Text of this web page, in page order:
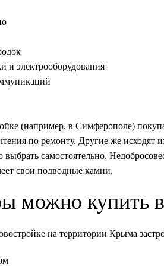
и электрооборудования
(например, в Симферополе)
по ремонту. Другие же
самостоятельно.
свои подводные камни.
можно купить
на территории Крыма